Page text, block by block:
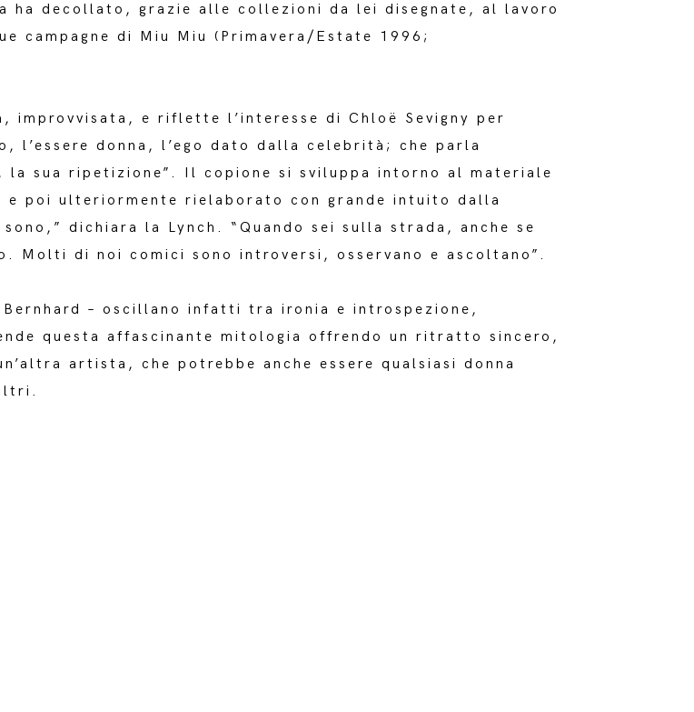
ha decollato, grazie alle collezioni da lei disegnate, al lavoro
campagne di Miu Miu (Primavera/Estate 1996;
improvvisata, e riflette l’interesse di Chloë Sevigny per
l’essere donna, l’ego dato dalla celebrità; che parla
la sua ripetizione”. Il copione si sviluppa intorno al materiale
poi ulteriormente rielaborato con grande intuito dalla
dichiara la Lynch. “Quando sei sulla strada, anche se
Molti di noi comici sono introversi, osservano e ascoltano”.
– oscillano infatti tra ironia e introspezione,
questa affascinante mitologia offrendo un ritratto sincero,
artista, che potrebbe anche essere qualsiasi donna